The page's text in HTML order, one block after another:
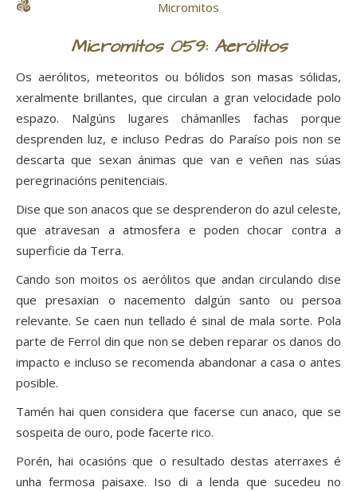
Micromitos
Micromitos 059: Aerólitos
Os aerólitos, meteoritos ou bólidos son masas sólidas,
xeralmente brillantes, que circulan a gran velocidade polo
espazo. Nalgúns lugares chámanlles fachas porque
desprenden luz, e incluso Pedras do Paraíso pois non se
descarta que sexan ánimas que van e veñen nas súas
peregrinacións penitenciais.
Dise que son anacos que se desprenderon do azul celeste,
que atravesan a atmosfera e poden chocar contra a
superficie da Terra.
Cando son moitos os aerólitos que andan circulando dise
que presaxian o nacemento dalgún santo ou persoa
relevante. Se caen nun tellado é sinal de mala sorte. Pola
parte de Ferrol din que non se deben reparar os danos do
impacto e incluso se recomenda abandonar a casa o antes
posible.
Tamén hai quen considera que facerse cun anaco, que se
sospeita de ouro, pode facerte rico.
Porén, hai ocasións que o resultado destas aterraxes é
unha fermosa paisaxe. Iso di a lenda que sucedeu no